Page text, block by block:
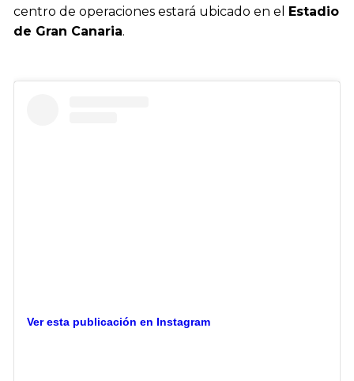
centro de operaciones estará ubicado en el Estadio
de Gran Canaria.
Ver esta publicación en Instagram